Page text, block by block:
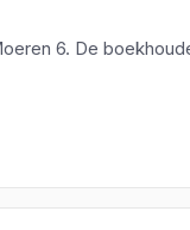
6. De